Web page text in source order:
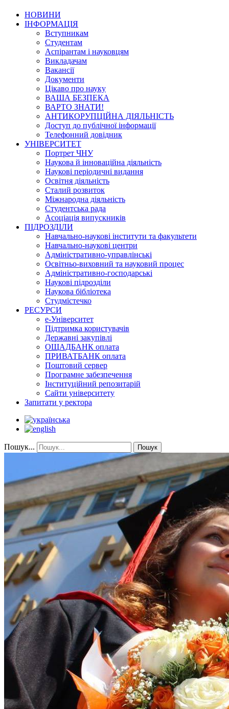
НОВИНИ
ІНФОРМАЦІЯ
Вступникам
Студентам
Аспірантам і науковцям
Викладачам
Вакансії
Документи
Цікаво про науку
ВАША БЕЗПЕКА
ВАРТО ЗНАТИ!
АНТИКОРУПЦІЙНА ДІЯЛЬНІСТЬ
Доступ до публічної інформації
Телефонний довідник
УНІВЕРСИТЕТ
Портрет ЧНУ
Наукова й інноваційна діяльність
Наукові періодичні видання
Освітня діяльність
Сталий розвиток
Міжнародна діяльність
Студентська рада
Асоціація випускників
ПІДРОЗДІЛИ
Навчально-наукові інститути та факультети
Навчально-наукові центри
Адміністративно-управлінські
Освітньо-виховний та науковий процес
Адміністративно-господарські
Наукові підрозділи
Наукова бібліотека
Студмістечко
РЕСУРСИ
е-Університет
Підтримка користувачів
Державні закупівлі
ОЩАДБАНК оплата
ПРИВАТБАНК оплата
Поштовий сервер
Програмне забезпечення
Інституційний репозитарій
Сайти університету
Запитати у ректора
Пошук... Пошук